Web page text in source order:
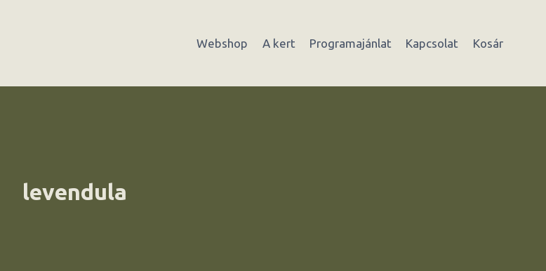
Webshop A kert Programajánlat Kapcsolat Kosár
levendula